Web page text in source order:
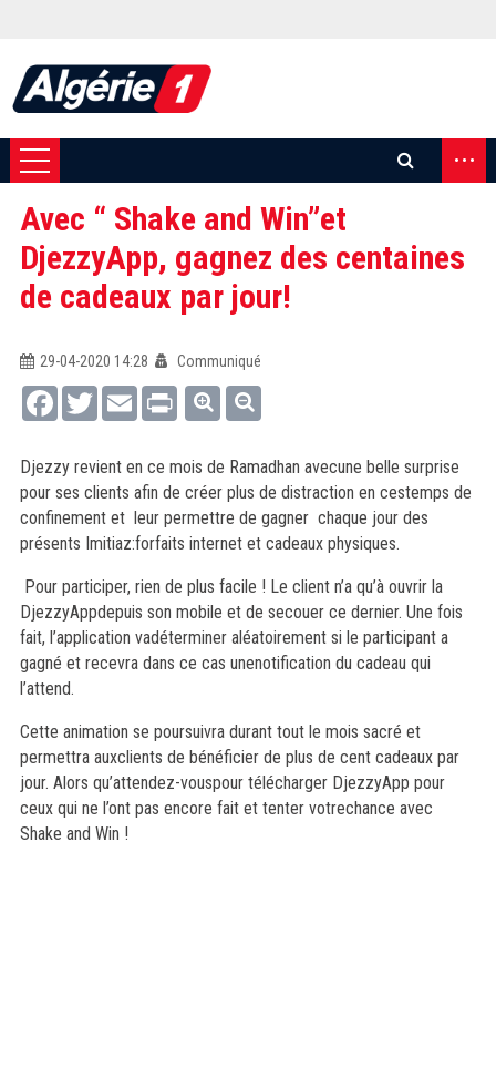
...
Avec “ Shake and Win”et
DjezzyApp, gagnez des centaines
de cadeaux par jour!
29-04-2020 14:28
Communiqué
FacebookTwitterEmail Print
Djezzy revient en ce mois de Ramadhan avecune belle surprise
pour ses clients afin de créer plus de distraction en cestemps de
confinement et leur permettre de gagner chaque jour des
présents Imitiaz:forfaits internet et cadeaux physiques.
Pour participer, rien de plus facile ! Le client n’a qu’à ouvrir la
DjezzyAppdepuis son mobile et de secouer ce dernier. Une fois
fait, l’application vadéterminer aléatoirement si le participant a
gagné et recevra dans ce cas unenotification du cadeau qui
l’attend.
Cette animation se poursuivra durant tout le mois sacré et
permettra auxclients de bénéficier de plus de cent cadeaux par
jour. Alors qu’attendez-vouspour télécharger DjezzyApp pour
ceux qui ne l’ont pas encore fait et tenter votrechance avec
Shake and Win !